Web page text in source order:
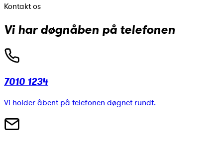
Kontakt os
Vi har døgnåben på telefonen
7010 1234
Vi holder åbent på telefonen døgnet rundt.